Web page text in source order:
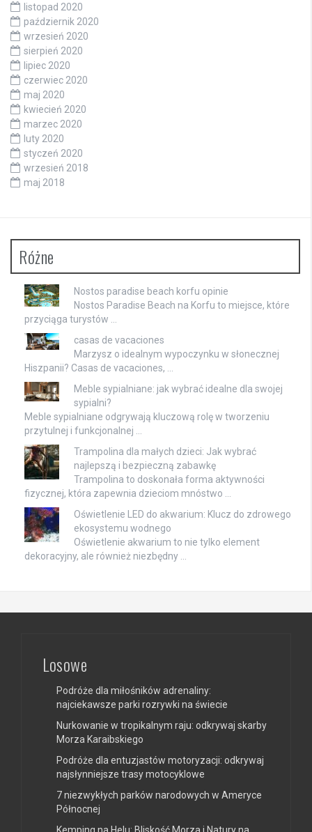
listopad 2020
październik 2020
wrzesień 2020
sierpień 2020
lipiec 2020
czerwiec 2020
maj 2020
kwiecień 2020
marzec 2020
luty 2020
styczeń 2020
wrzesień 2018
maj 2018
Różne
Nostos paradise beach korfu opinie
Nostos Paradise Beach na Korfu to miejsce, które
przyciąga turystów …
casas de vacaciones
Marzysz o idealnym wypoczynku w słonecznej
Hiszpanii? Casas de vacaciones, …
Meble sypialniane: jak wybrać idealne dla swojej
sypialni?
Meble sypialniane odgrywają kluczową rolę w tworzeniu
przytulnej i funkcjonalnej …
Trampolina dla małych dzieci: Jak wybrać
najlepszą i bezpieczną zabawkę
Trampolina to doskonała forma aktywności
fizycznej, która zapewnia dzieciom mnóstwo …
Oświetlenie LED do akwarium: Klucz do zdrowego
ekosystemu wodnego
Oświetlenie akwarium to nie tylko element
dekoracyjny, ale również niezbędny …
Losowe
Podróże dla miłośników adrenaliny:
najciekawsze parki rozrywki na świecie
Nurkowanie w tropikalnym raju: odkrywaj skarby
Morza Karaibskiego
Podróże dla entuzjastów motoryzacji: odkrywaj
najsłynniejsze trasy motocyklowe
7 niezwykłych parków narodowych w Ameryce
Północnej